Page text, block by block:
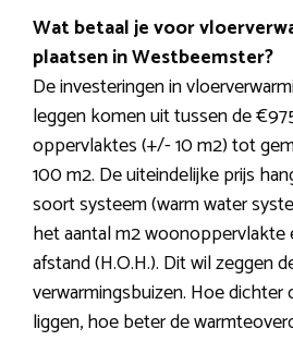
Wat betaal je voor
plaatsen in Westbeemster?
De investeringen in
leggen komen uit tussen de
oppervlaktes (+/- 10 m2) tot
100 m2. De uiteindelijke prijs
soort systeem (warm water
het aantal m2
afstand (H.O.H.). Dit wil zeggen
verwarmingsbuizen. Hoe dichter
liggen, hoe beter de